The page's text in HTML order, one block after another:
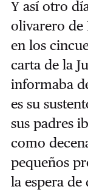
Y así otro
olivarero de
en los
carta de la
informaba
es su
sus padres
como
pequeños
la espera